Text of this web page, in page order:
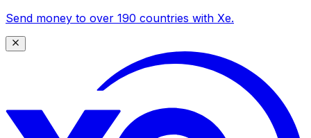
Send money to over 190 countries with Xe.